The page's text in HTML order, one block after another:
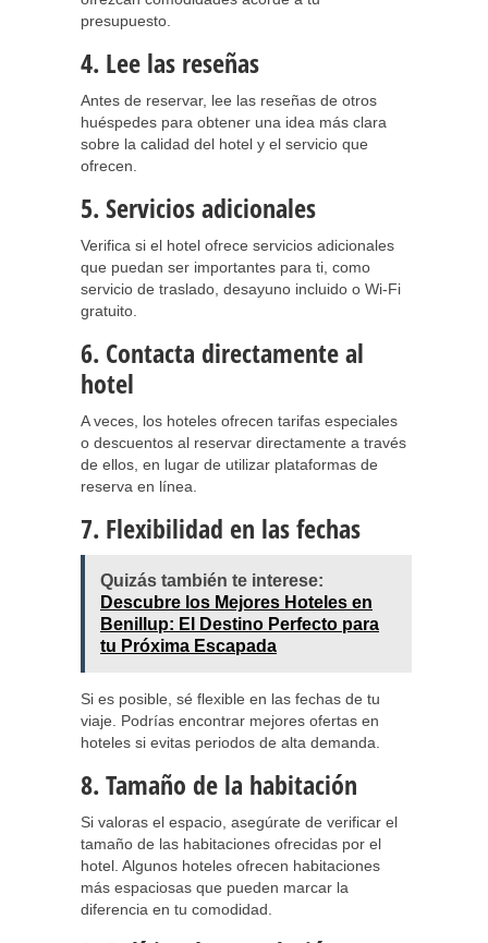
presupuesto.
4. Lee las reseñas
Antes de reservar, lee las reseñas de otros
huéspedes para obtener una idea más clara
sobre la calidad del hotel y el servicio que
ofrecen.
5. Servicios adicionales
Verifica si el hotel ofrece servicios adicionales
que puedan ser importantes para ti, como
servicio de traslado, desayuno incluido o Wi-Fi
gratuito.
6. Contacta directamente al
hotel
A veces, los hoteles ofrecen tarifas especiales
o descuentos al reservar directamente a través
de ellos, en lugar de utilizar plataformas de
reserva en línea.
7. Flexibilidad en las fechas
Quizás también te interese:
Descubre los Mejores Hoteles en
Benillup: El Destino Perfecto para
tu Próxima Escapada
Si es posible, sé flexible en las fechas de tu
viaje. Podrías encontrar mejores ofertas en
hoteles si evitas periodos de alta demanda.
8. Tamaño de la habitación
Si valoras el espacio, asegúrate de verificar el
tamaño de las habitaciones ofrecidas por el
hotel. Algunos hoteles ofrecen habitaciones
más espaciosas que pueden marcar la
diferencia en tu comodidad.